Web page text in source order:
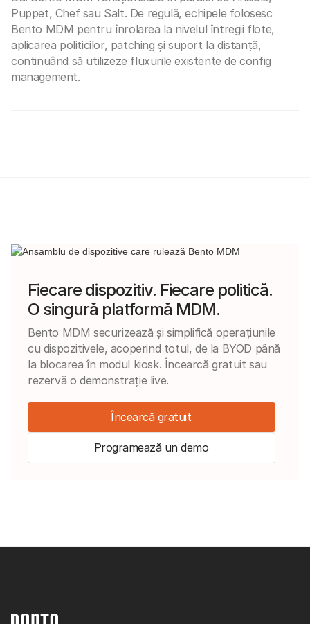
Puppet, Chef sau Salt. De regulă, echipele folosesc
Bento MDM pentru înrolarea la nivelul întregii flote,
aplicarea politicilor, patching și suport la distanță,
continuând să utilizeze fluxurile existente de config
management.
Fiecare dispozitiv. Fiecare politică.
O singură platformă MDM.
Bento MDM securizează și simplifică operațiunile
cu dispozitivele, acoperind totul, de la BYOD până
la blocarea în modul kiosk. Încearcă gratuit sau
rezervă o demonstrație live.
Încearcă gratuit
Programează un demo